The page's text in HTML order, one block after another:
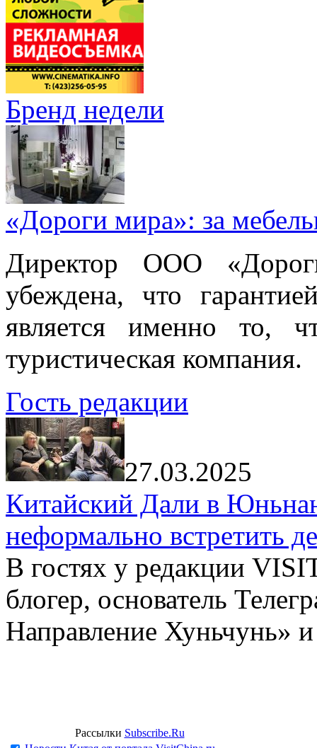
Бренд недели
«Дороги мира»: за
Директор ООО
убеждена, что
является именно то,
туристическая компания.
Гость редакции
27.03.2025
Китайский Дали в
неформально встретить
В гостях у редакции
блогер, основатель
Направление Хуньчунь»
Рассылки Subscribe.Ru